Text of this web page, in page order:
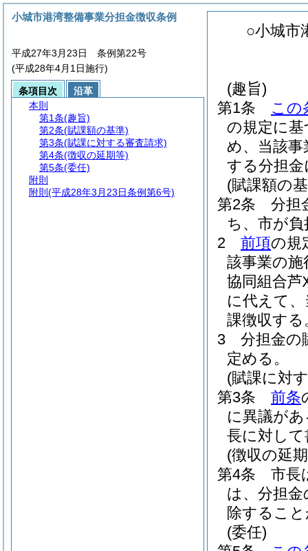
○小城市
(趣旨)
第1条
この
の規定に
め、当該
する分担
(賦課額の
第2条
分担
ち、市が
2
前項の規
該事業の
協同組合
に代えて
課徴収する
3
分担金の
定める。
(賦課に対
第3条
前条
に異議が
長に対し
(徴収の延
第4条
市長
は、分担
除するこ
(委任)
小城市港湾整備事業分担金徴収条例
平成27年3月23日 条例第22号
(平成28年4月1日施行)
条項目次
沿革
本則
第1条(趣旨)
第2条(賦課額の基準)
第3条(賦課に対する審査請求)
第4条(徴収の延期等)
第5条(委任)
附則
附則 (平成28年3月23日条例第6号)